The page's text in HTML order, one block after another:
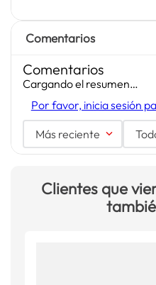
Comentarios
Comentarios
Cargando el resumen…
Por favor, inicia sesión
Más reciente
Clientes que